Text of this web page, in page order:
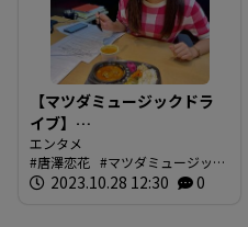
【マツダミュージックドラ
イブ】
2023.10.28（Spice5109（ス
パイス・ゴトク））
エンタメ
唐澤恋花
マツダミュージック
ドライブ
2023.10.28 12:30 0